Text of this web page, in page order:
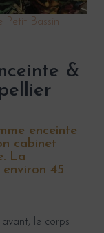
Petit Bassin
&
enceinte
cabinet
La
45
le corps